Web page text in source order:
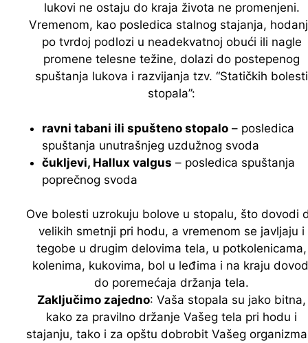
lukovi ne ostaju do kraja života ne promenjeni.
Vremenom, kao posledica stalnog stajanja,
po tvrdoj podlozi u neadekvatnoj obući ili nagle
promene telesne težine, dolazi do postepenog
spuštanja lukova i razvijanja tzv. “Statičkih bolesti
stopala”:
ravni tabani ili spušteno stopalo – posledica
spuštanja unutrašnjeg uzdužnog svoda
čukljevi, Hallux valgus – posledica spuštanja
poprečnog svoda
Ove bolesti uzrokuju bolove u stopalu, što dovodi
velikih smetnji pri hodu, a vremenom se javljaju i
tegobe u drugim delovima tela, u potkolenicama,
kolenima, kukovima, bol u leđima i na kraju
do poremećaja držanja tela.
Zaključimo zajedno: Vaša stopala su jako bitna,
kako za pravilno držanje Vašeg tela pri hodu i
stajanju, tako i za opštu dobrobit Vašeg